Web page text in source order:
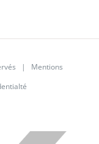
| Mentions